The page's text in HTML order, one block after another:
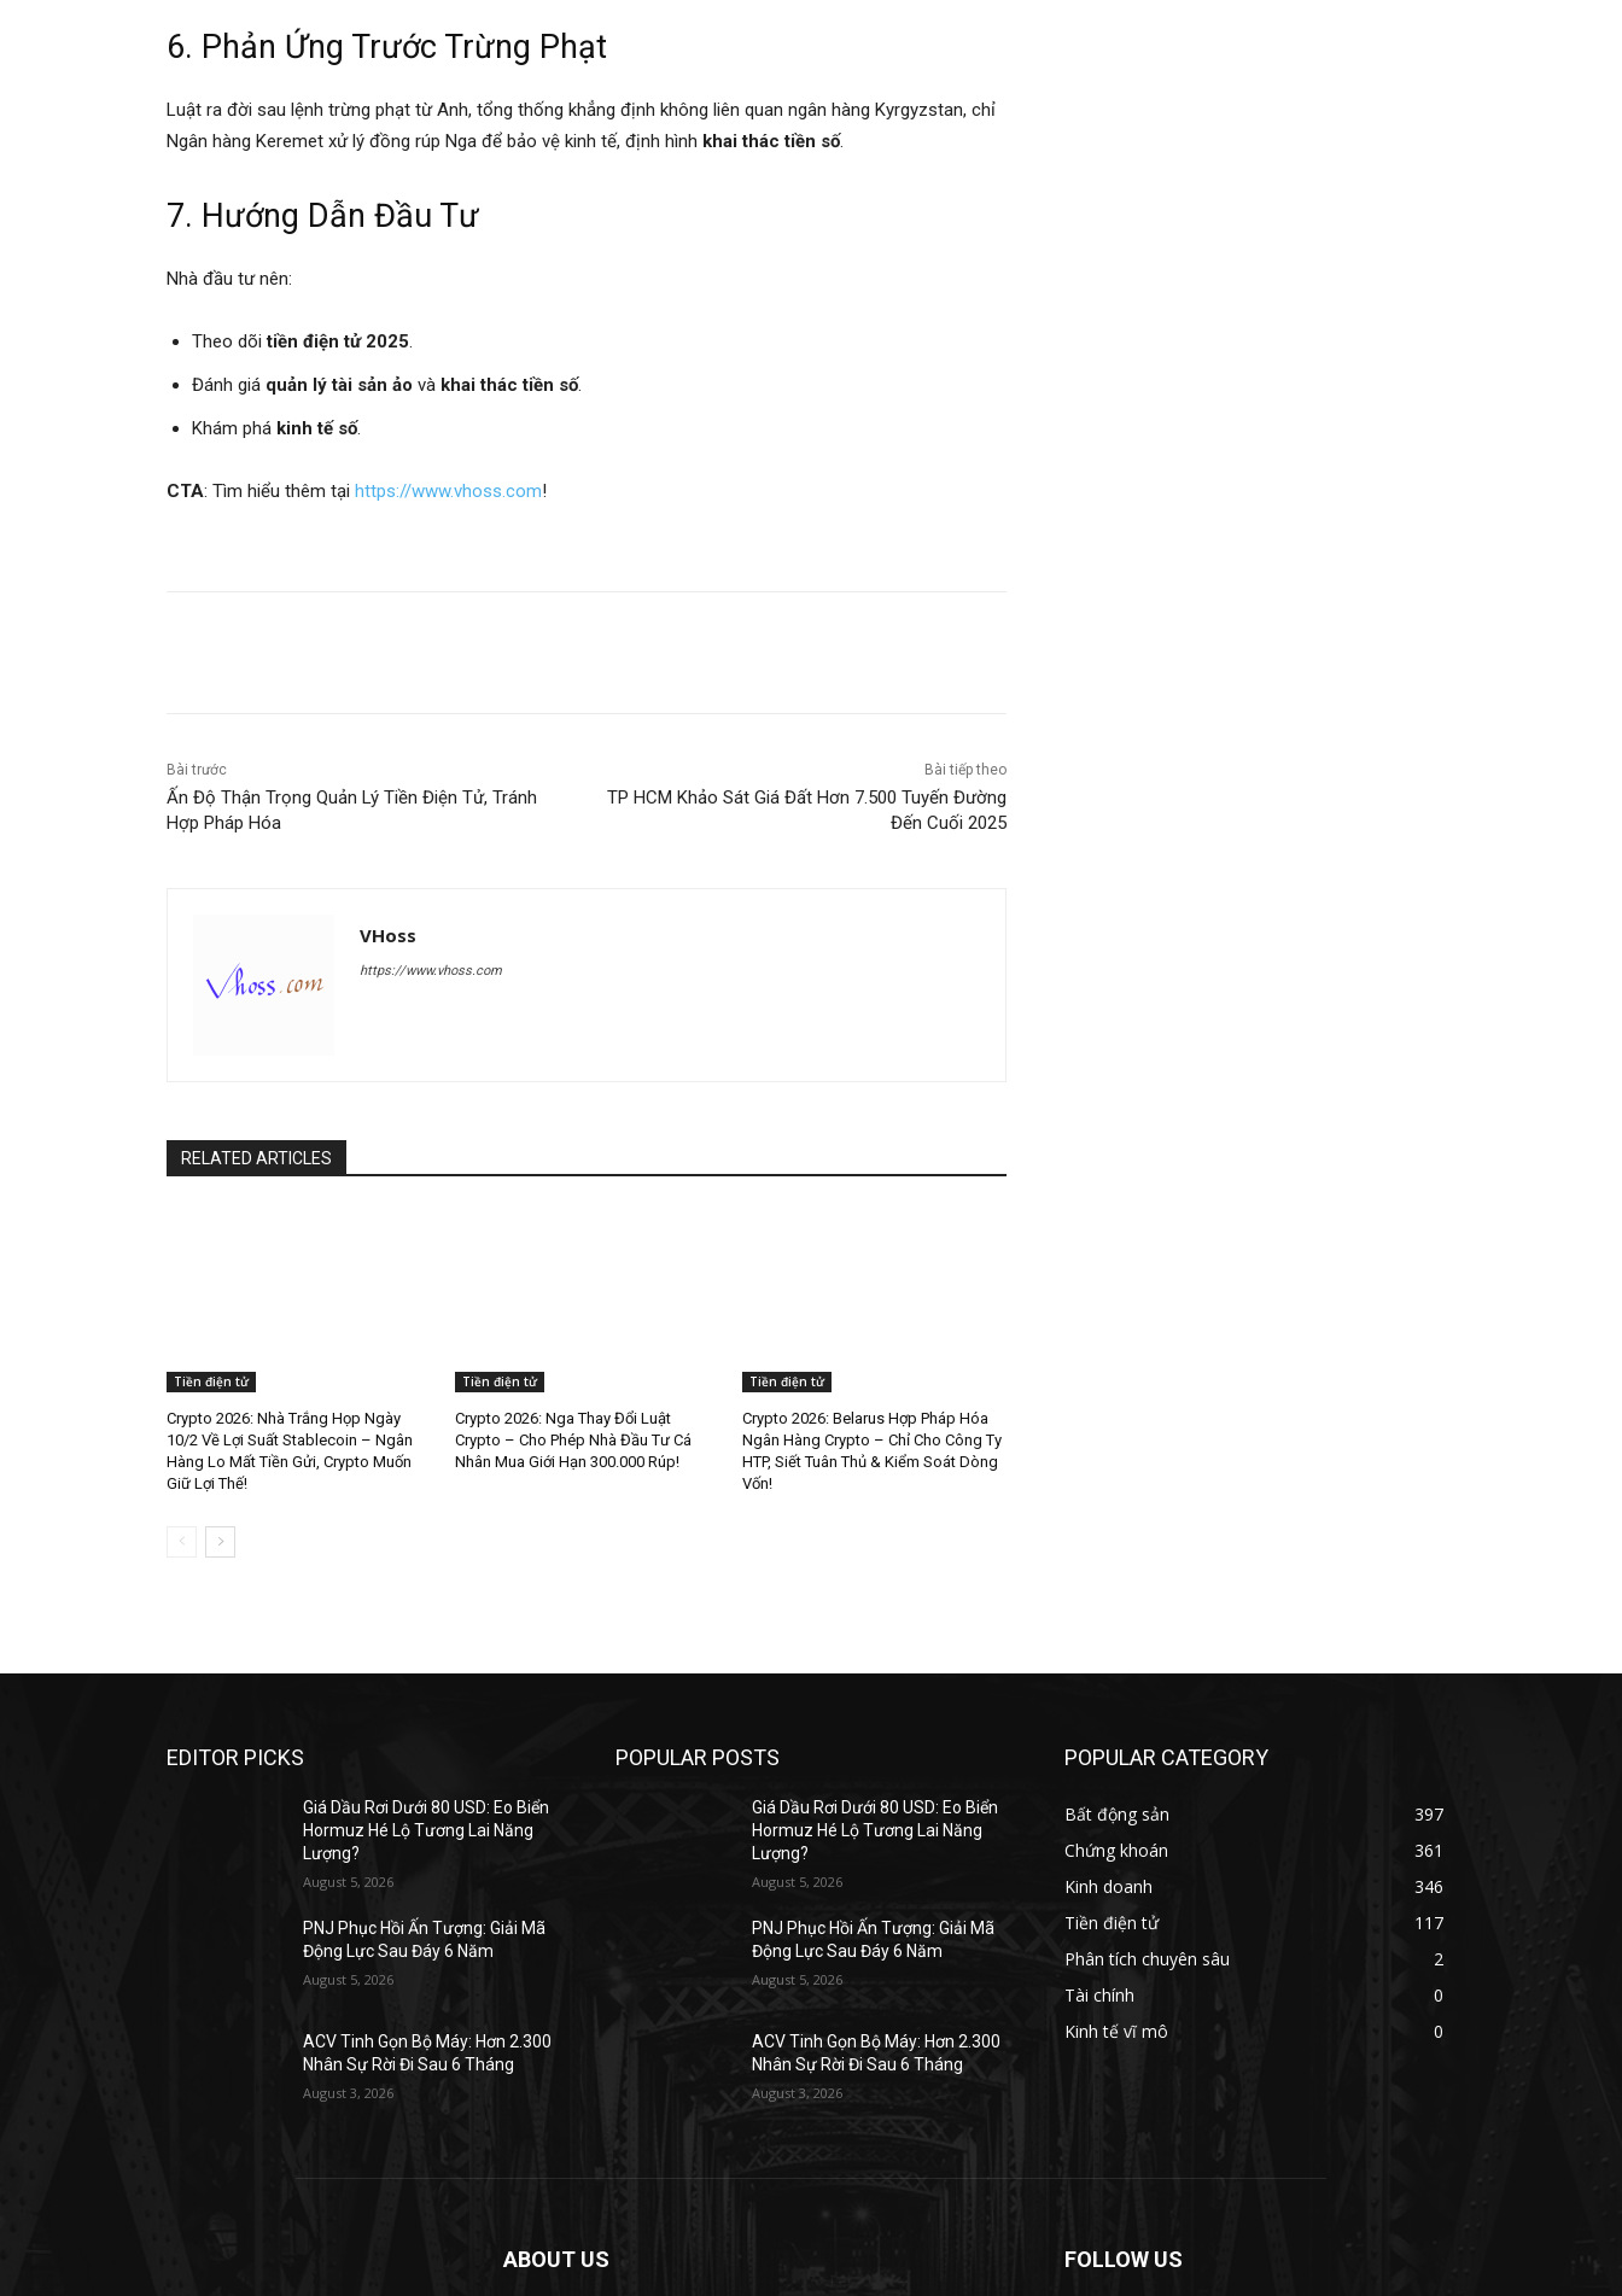
6. Phản Ứng Trước Trừng Phạt
Luật ra đời sau lệnh trừng phạt từ Anh, tổng thống khẳng định không liên quan ngân hàng Kyrgyzstan, chỉ
Ngân hàng Keremet xử lý đồng rúp Nga để bảo vệ kinh tế, định hình khai thác tiền số.
7. Hướng Dẫn Đầu Tư
Nhà đầu tư nên:
Theo dõitiền điện tử 2025.
Đánh giá quản lý tài sản ảo và khai thác tiền số.
Khám phá kinh tế số.
CTA: Tìm hiểu thêm tại https://www.vhoss.com!
Bài trước
Ấn Độ Thận Trọng Quản Lý Tiền Điện Tử, Tránh
Hợp Pháp Hóa
Bài tiếp theo
TP HCM Khảo Sát Giá Đất Hơn 7.500 Tuyến Đường
Đến Cuối 2025
VHoss
https://www.vhoss.com
RELATED ARTICLES
Tiền điện tử
Crypto 2026: Nhà Trắng Họp Ngày
10/2 Về Lợi Suất Stablecoin – Ngân
Hàng Lo Mất Tiền Gửi, Crypto Muốn
Giữ Lợi Thế!
Tiền điện tử
Crypto 2026: Nga Thay Đổi Luật
Crypto – Cho Phép Nhà Đầu Tư Cá
Nhân Mua Giới Hạn 300.000 Rúp!
Tiền điện tử
Crypto 2026: Belarus Hợp Pháp Hóa
Ngân Hàng Crypto – Chỉ Cho Công Ty
HTP, Siết Tuân Thủ & Kiểm Soát Dòng
Vốn!
EDITOR PICKS
Giá Dầu Rơi Dưới 80 USD: Eo Biển
Hormuz Hé Lộ Tương Lai Năng
Lượng?
August 5, 2026
PNJ Phục Hồi Ấn Tượng: Giải Mã
Động Lực Sau Đáy 6 Năm
August 5, 2026
ACV Tinh Gọn Bộ Máy: Hơn 2.300
Nhân Sự Rời Đi Sau 6 Tháng
August 3, 2026
POPULAR POSTS
Giá Dầu Rơi Dưới 80 USD: Eo Biển
Hormuz Hé Lộ Tương Lai Năng
Lượng?
August 5, 2026
PNJ Phục Hồi Ấn Tượng: Giải Mã
Động Lực Sau Đáy 6 Năm
August 5, 2026
ACV Tinh Gọn Bộ Máy: Hơn 2.300
Nhân Sự Rời Đi Sau 6 Tháng
August 3, 2026
POPULAR CATEGORY
Bất động sản
397
Chứng khoán
361
Kinh doanh
346
Tiền điện tử
117
Phân tích chuyên sâu
2
Tài chính
0
Kinh tế vĩ mô
0
ABOUT US FOLLOW US